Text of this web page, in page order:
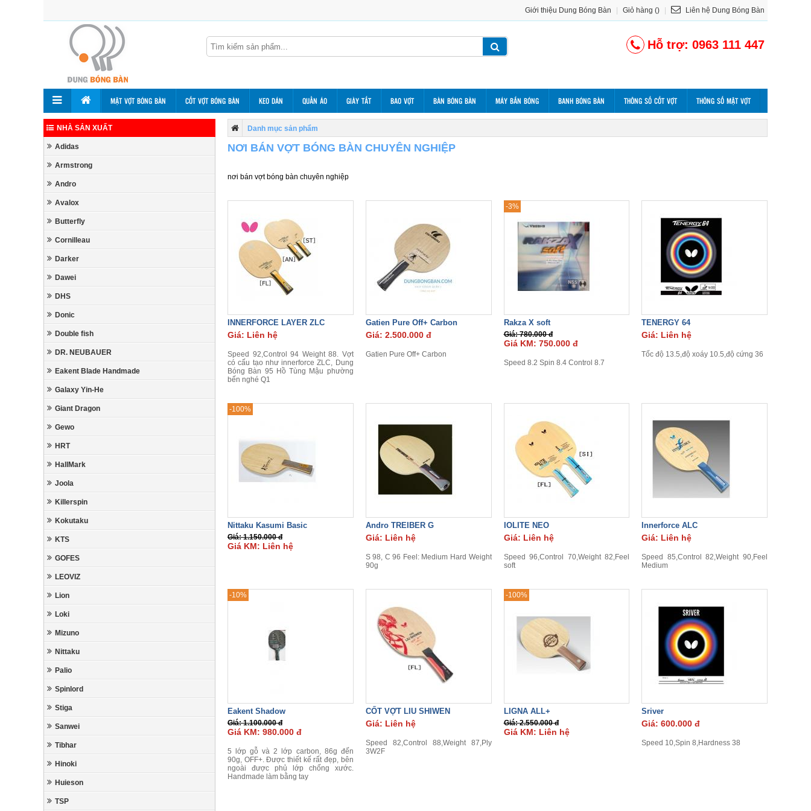
Giới thiệu Dung Bóng Bàn Giỏ hàng () Liên hệ Dung Bóng Bàn
Hỗ trợ: 0963 111 447
MẶT VỢT BÓNG BÀN CỐT VỢT BÓNG BÀN KEO DÁN QUẦN ÁO GIÀY TẤT BAO VỢT BÀN BÓNG BÀN MÁY BẮN BÓNG BANH BÓNG BÀN THÔNG SỐ CỐT VỢT THÔNG SỐ MẶT VỢT
NHÀ SẢN XUẤT
Adidas
Armstrong
Andro
Avalox
Butterfly
Cornilleau
Darker
Dawei
DHS
Donic
Double fish
DR. NEUBAUER
Eakent Blade Handmade
Galaxy Yin-He
Giant Dragon
Gewo
HRT
HallMark
Joola
Killerspin
Kokutaku
KTS
GOFES
LEOVIZ
Lion
Loki
Mizuno
Nittaku
Palio
Spinlord
Stiga
Sanwei
Tibhar
Hinoki
Huieson
TSP
Danh mục sản phẩm
NƠI BÁN VỢT BÓNG BÀN CHUYÊN NGHIỆP
nơi bán vợt bóng bàn chuyên nghiệp
INNERFORCE LAYER ZLC
Giá: Liên hệ
Speed 92,Control 94 Weight 88. Vợt
có cấu tạo như innerforce ZLC, Dung
Bóng Bàn 95 Hồ Tùng Mậu phường
bến nghé Q1
Gatien Pure Off+ Carbon
Giá: 2.500.000 đ
Gatien Pure Off+ Carbon
-3%
Rakza X soft
Giá: 780.000 đ
Giá KM: 750.000 đ
Speed 8.2 Spin 8.4 Control 8.7
TENERGY 64
Giá: Liên hệ
Tốc độ 13.5,độ xoáy 10.5,độ cứng 36
-100%
Nittaku Kasumi Basic
Giá: 1.150.000 đ
Giá KM: Liên hệ
Andro TREIBER G
Giá: Liên hệ
S 98, C 96 Feel: Medium Hard Weight
90g
IOLITE NEO
Giá: Liên hệ
Speed 96,Control 70,Weight 82,Feel
soft
Innerforce ALC
Giá: Liên hệ
Speed 85,Control 82,Weight 90,Feel
Medium
-10%
Eakent Shadow
Giá: 1.100.000 đ
Giá KM: 980.000 đ
5 lớp gỗ và 2 lớp carbon, 86g đến
90g, OFF+. Được thiết kế rất đẹp, bên
ngoài được phủ lớp chống xước.
Handmade làm bằng tay
CỐT VỢT LIU SHIWEN
Giá: Liên hệ
Speed 82,Control 88,Weight 87,Ply
3W2F
-100%
LIGNA ALL+
Giá: 2.550.000 đ
Giá KM: Liên hệ
Sriver
Giá: 600.000 đ
Speed 10,Spin 8,Hardness 38